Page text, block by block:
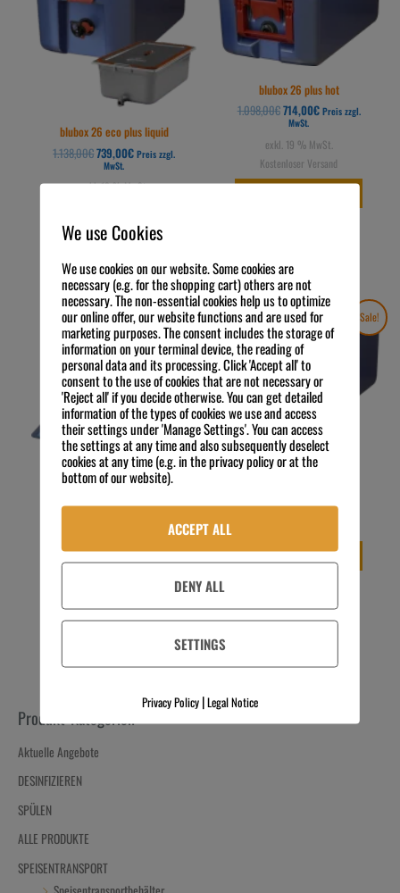
Produkt-Kategorien
Aktuelle Angebote
DESINFIZIEREN
SPÜLEN
ALLE PRODUKTE
SPEISENTRANSPORT
blubox 26 eco plus liquid
1.138,00€739,00€ Preis zzgl.
MwSt.
exkl. 19 % MwSt.
IN DEN WARENKORB
blubox 26 plus hot
1.098,00€714,00€ Preis zzgl.
MwSt.
exkl. 19 % MwSt.
Kostenloser Versand
Sale!
blubox 26 standard cool
598,00€
Ursprünglicher
Preis
war:
598,00€
389,00€
Aktueller
Preis
ist:
389,00€.
Preis zzgl.
Kostenloser Versand
Sale!
blubox 26 eco
328,00€
Ursprünglicher
Preis
war:
328,00€
214,00
Aktueller
Preis
ist:
214,00€.
exkl. 19 % MwSt.
IN DEN WARENKORB
We use Cookies
We use cookies on our website. Some cookies are
necessary (e.g. for the shopping cart) others are not
necessary. The non-essential cookies help us to optimize
our online offer, our website functions and are used for
marketing purposes. The consent includes the storage of
information on your terminal device, the reading of
personal data and its processing. Click 'Accept all' to
consent to the use of cookies that are not necessary or
'Reject all' if you decide otherwise. You can get detailed
information of the types of cookies we use and access
their settings under 'Manage Settings'. You can access
the settings at any time and also subsequently deselect
cookies at any time (e.g. in the privacy policy or at the
bottom of our website).
ACCEPT ALL
DENY ALL
SETTINGS
Privacy Policy|Legal Notice